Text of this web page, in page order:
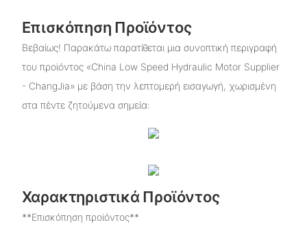
Επισκόπηση Προϊόντος
Βεβαίως! Παρακάτω παρατίθεται μια συνοπτική περιγραφή
του προϊόντος «China Low Speed ​​Hydraulic Motor Supplier
- ChangJia» με βάση την λεπτομερή εισαγωγή, χωρισμένη
στα πέντε ζητούμενα σημεία:
Χαρακτηριστικά Προϊόντος
**Επισκόπηση προϊόντος**